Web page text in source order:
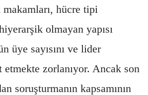
hücre tipi
olmayan yapısı
üye sayısını ve lider
etmekte zorlanıyor. Ancak son
soruşturmanın kapsamının